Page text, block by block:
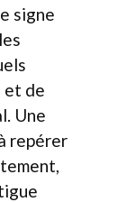
signe
et de
Une
repérer